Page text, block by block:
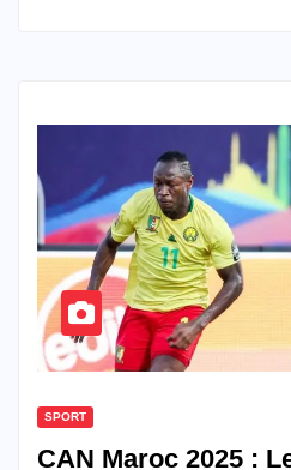
SPORT
CAN Maroc 2025 :